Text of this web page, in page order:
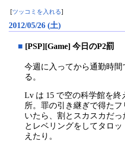
[ツッコミを入れる]
2012/05/26 (土)
■ [PSP][Game] 今日のP2罰
今週に入ってから通勤時
る。
Lv は 15 で空の科学館を終
所。罪の引き継ぎで得た
いたら、割とスカスカだ
とレベリングをしてタロ
えたり。